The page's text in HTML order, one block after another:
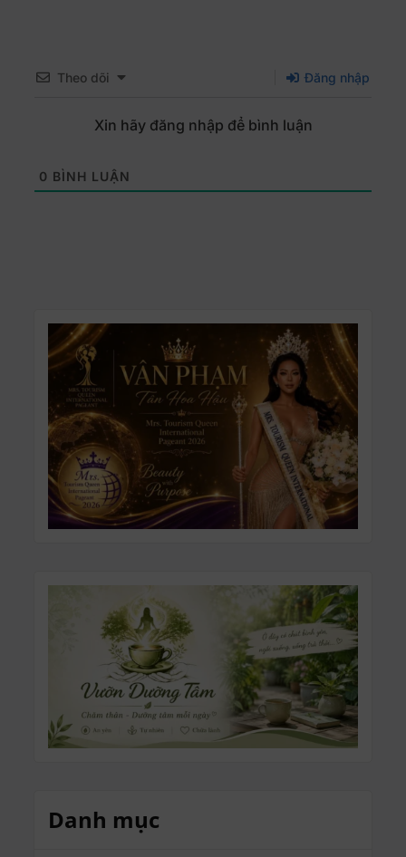
Danh mục
Theo dõi Đăng nhập
Xin hãy đăng nhập để bình luận
0 BÌNH LUẬN